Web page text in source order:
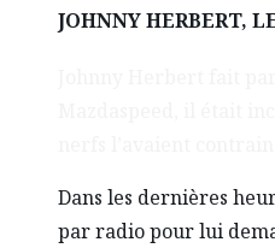
JOHNNY HERBERT,
Dans les dernières
par radio pour lui